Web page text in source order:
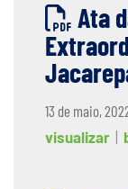
Ata
13 de maio,
visualizar